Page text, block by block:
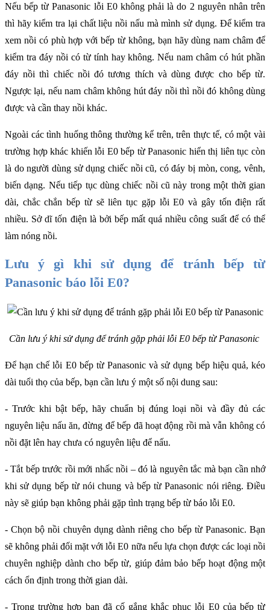
Nếu bếp từ Panasonic lỗi E0 không phải là do 2 nguyên nhân trên
thì hãy kiểm tra lại chất liệu nồi nấu mà mình sử dụng. Để kiểm tra
xem nồi có phù hợp với bếp từ không, bạn hãy dùng nam châm để
kiểm tra đáy nồi có từ tính hay không. Nếu nam châm có hút phần
đáy nồi thì chiếc nồi đó tương thích và dùng được cho bếp từ.
Ngược lại, nếu nam châm không hút đáy nồi thì nồi đó không dùng
được và cần thay nồi khác.
Ngoài các tình huống thông thường kể trên, trên thực tế, có một vài
trường hợp khác khiến lỗi E0 bếp từ Panasonic hiển thị liên tục còn
là do người dùng sử dụng chiếc nồi cũ, có đáy bị mòn, cong, vênh,
biến dạng. Nếu tiếp tục dùng chiếc nồi cũ này trong một thời gian
dài, chắc chắn bếp từ sẽ liên tục gặp lỗi E0 và gây tốn điện rất
nhiều. Sở dĩ tốn điện là bởi bếp mất quá nhiều công suất để có thể
làm nóng nồi.
Lưu ý gì khi sử dụng để tránh bếp từ
Panasonic báo lỗi E0?
Cần lưu ý khi sử dụng để tránh gặp phải lỗi E0 bếp từ Panasonic
Để hạn chế lỗi E0 bếp từ Panasonic và sử dụng bếp hiệu quả, kéo
dài tuổi thọ của bếp, bạn cần lưu ý một số nội dung sau:
- Trước khi bật bếp, hãy chuẩn bị đúng loại nồi và đầy đủ các
nguyên liệu nấu ăn, đừng để bếp đã hoạt động rồi mà vẫn không có
nồi đặt lên hay chưa có nguyên liệu để nấu.
- Tắt bếp trước rồi mới nhấc nồi – đó là nguyên tắc mà bạn cần nhớ
khi sử dụng bếp từ nói chung và bếp từ Panasonic nói riêng. Điều
này sẽ giúp bạn không phải gặp tình trạng bếp từ báo lỗi E0.
- Chọn bộ nồi chuyên dụng dành riêng cho bếp từ Panasonic. Bạn
sẽ không phải đối mặt với lỗi E0 nữa nếu lựa chọn được các loại nồi
chuyên nghiệp dành cho bếp từ, giúp đảm bảo bếp hoạt động một
cách ổn định trong thời gian dài.
- Trong trường hợp bạn đã cố gắng khắc phục lỗi E0 của bếp từ